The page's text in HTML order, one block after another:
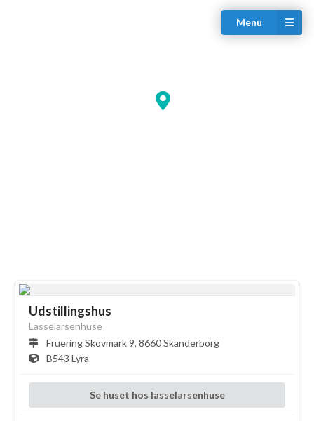
Menu
Udstillingshus
Lasselarsenhuse
Fruering Skovmark 9, 8660 Skanderborg
B543 Lyra
Se huset hos lasselarsenhuse